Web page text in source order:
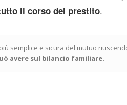
il corso del prestito.
semplice e sicura del mutuo
avere sul bilancio familiare.